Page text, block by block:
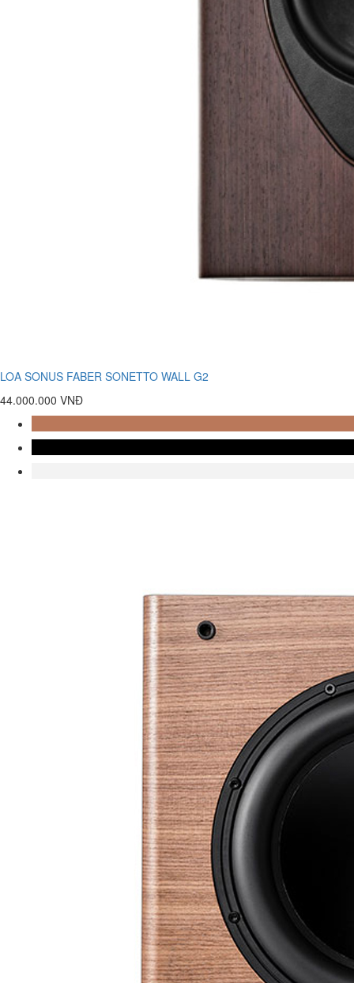
LOA SONUS FABER SONETTO WALL G2
44.000.000 VNĐ